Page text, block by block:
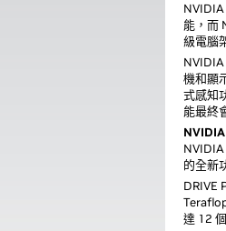
能，而
級電腦
機和顯
式感知
能最終
的全新
DRIVE
達 12